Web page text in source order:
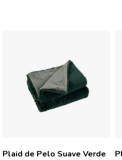
Plaid de Pelo Suave Verde